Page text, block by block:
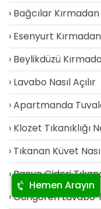
Bağcılar Kırmadan
Esenyurt
Beylikdüzü
Lavabo Nasıl Açılır
Apartmanda
Klozet Tıkanıklığı
Tıkanan Küvet
Banyo Gideri
Güngören Lavabo
Hemen Arayın